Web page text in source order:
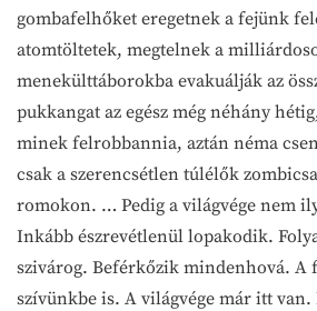
gombafelhőket eregetnek a fejünk
atomtöltetek, megtelnek a
menekülttáborokba evakuálják az
pukkangat az egész még néhány
minek felrobbannia, aztán néma
csak a szerencsétlen túlélők
romokon. … Pedig a világvége nem
Inkább észrevétlenül lopakodik.
szivárog. Beférkőzik mindenhová. A
szívünkbe is. A világvége már itt van.